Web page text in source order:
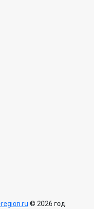
© 2026 год.